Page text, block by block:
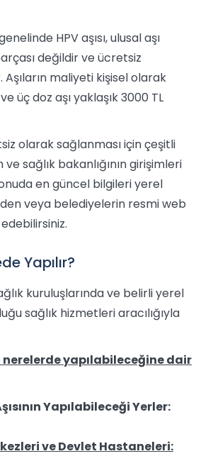
HPV aşısı, ulusal aşı
değildir ve ücretsiz
maliyeti kişisel olarak
üç doz aşı yaklaşık 3000 TL
olarak sağlanması için çeşitli
sağlık bakanlığının girişimleri
en güncel bilgileri yerel
veya belediyelerin resmi web
Yapılır?
kuruluşlarında ve belirli yerel
sağlık hizmetleri aracılığıyla
nerelerde yapılabileceğine dair
Yapılabileceği Yerler:
ve Devlet Hastaneleri: